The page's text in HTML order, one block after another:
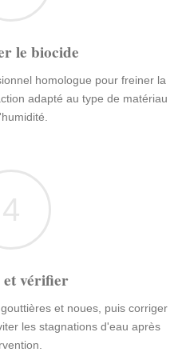
le biocide
homologue pour freiner la
adapté au type de matériau
4
vérifier
et noues, puis corriger
les stagnations d'eau après